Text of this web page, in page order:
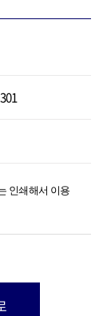
인쇄해서 이용